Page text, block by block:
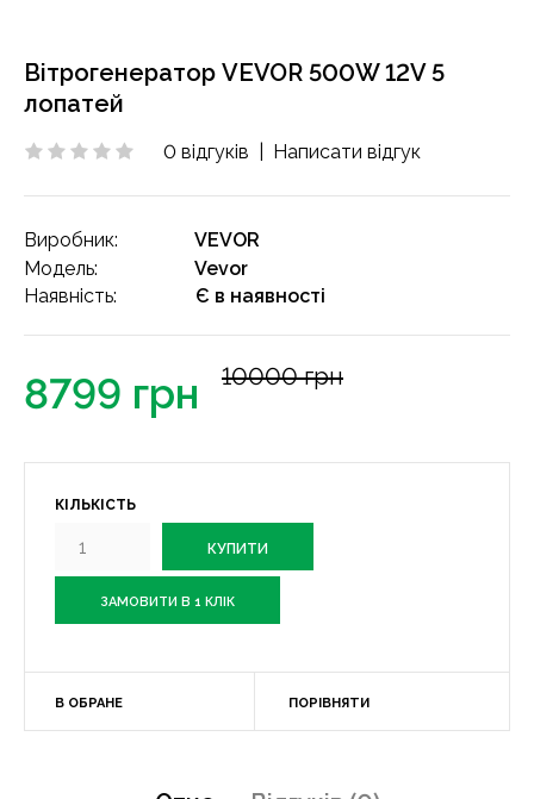
Вітрогенератор VEVOR 500W 12V 5
лопатей
0 відгуків Написати відгук
Виробник:
VEVOR
Модель:
Vevor
Наявність:
Є в наявності
8799 грн 10000 грн
КІЛЬКІСТЬ
ЗАМОВИТИ В 1 КЛІК
В ОБРАНЕ ПОРІВНЯТИ